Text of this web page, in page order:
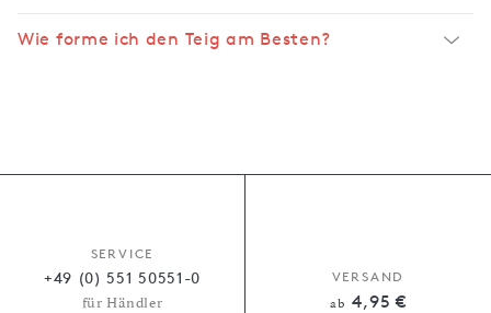
Wie forme ich den Teig am Besten?
SERVICE
+49 (0) 551 50551-0
für Händler
VERSAND
ab 4,95 €